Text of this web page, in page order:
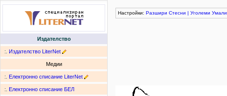
Издателство
:. Издателство LiterNet
Медии
:. Електронно списание LiterNet
:. Електронно списание БЕЛ
Настройки: Разшири Стесни | Уголеми Умали